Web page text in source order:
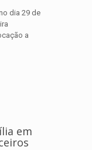
dia 29 de
a
em